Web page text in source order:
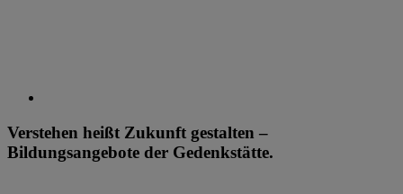
Verstehen heißt Zukunft gestalten –
Bildungsangebote der Gedenkstätte.